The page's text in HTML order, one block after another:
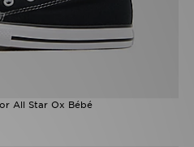
All Star Ox Bébé